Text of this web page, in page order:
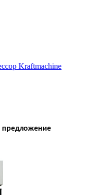
Kraftmaсhine
предложение